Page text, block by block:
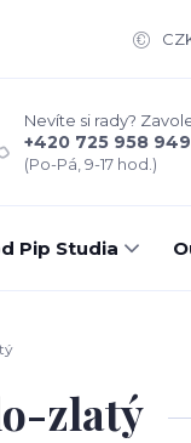
Nevíte si rady?
+420 725 958 949
(Po-Pá, 9-17 hod.)
Pip Studia
zlatý